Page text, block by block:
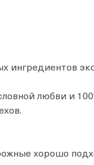
ингредиентов
любви и
хорошо